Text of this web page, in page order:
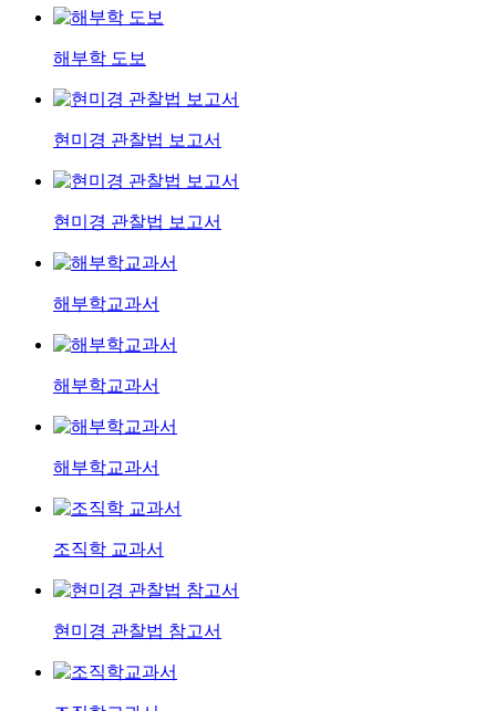
해부학 도보
현미경 관찰법 보고서
현미경 관찰법 보고서
해부학교과서
해부학교과서
해부학교과서
조직학 교과서
현미경 관찰법 참고서